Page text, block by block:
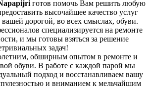
готов помочь Вам решить любую
высочайшее качество услуг
дорогой, во всех смыслах, обуви.
специализируется на ремонте
и мы готовы взяться за решение
задач!
обширным опытом в ремонте и
обуви. В работе с каждой парой мы
подход и восстанавливаем вашу
и вниманием к мельчайшим